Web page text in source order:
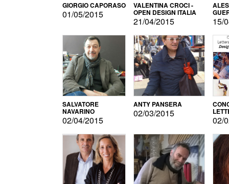
GIORGIO CAPORASO
01/05/2015
VALENTINA CROCI -
OPEN DESIGN ITALIA
21/04/2015 15/
SALVATORE
NAVARINO
02/04/2015
ANTY PANSERA
02/03/2015
02/